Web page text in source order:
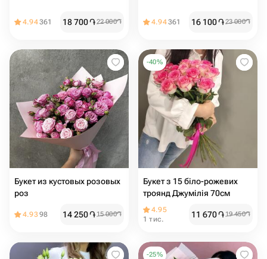
4.94361 18 700֏22 000֏ 4.94361 16 100֏23 000֏
Букет из кустовых розовых
роз
4.9398 14 250֏15 000֏
-40%
Букет з 15 біло-рожевих
троянд Джумілія 70см
4.95
1 тис.
11 670֏19 450֏
-25%